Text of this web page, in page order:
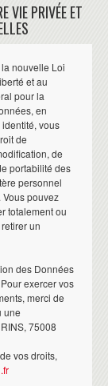
VIE PRIVÉE ET
nouvelle Loi
et au
pour la
en
vous
de
de
portabilité des
personnel
pouvez
totalement ou
un
des Données
exercer vos
merci de
une
75008
vos droits,